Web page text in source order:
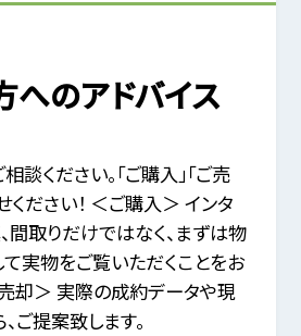
へのアドバイス
談ください。「ご購入」「ご売
ください！ ＜ご購入＞ インタ
間取りだけではなく、まずは物
実物をご覧いただくことをお
却＞ 実際の成約データや現
ご提案致します。